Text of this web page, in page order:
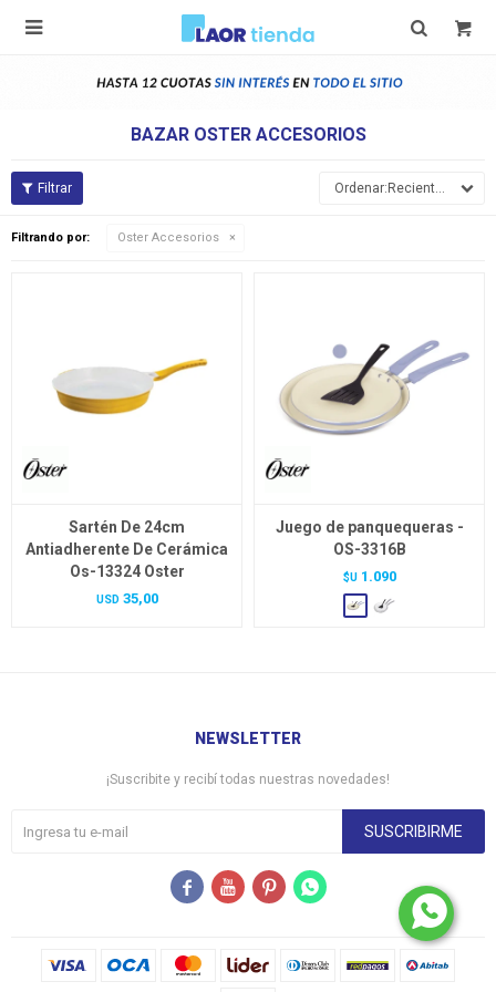

BAZAR OSTER ACCESORIOS
Recientes
Filtrando por: Oster Accesorios
Sartén De 24cm
Antiadherente De Cerámica
Os-13324 Oster
USD 35,00
Juego de panquequeras -
OS-3316B
$U 1.090
NEWSLETTER
¡Suscribite y recibí todas nuestras novedades!
SUSCRIBIRME
   